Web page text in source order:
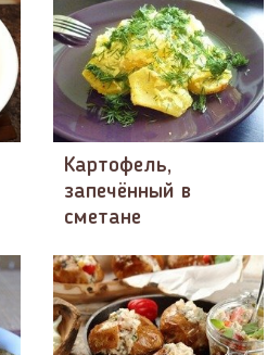
Картофель,
запечённый в
сметане